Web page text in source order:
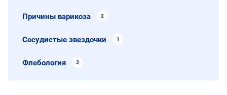
Причины варикоза 2
Сосудистые звездочки 1
Флебология 3